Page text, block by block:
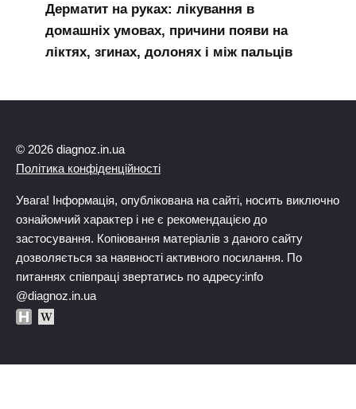
Дерматит на руках: лікування в
домашніх умовах, причини появи на
ліктях, згинах, долонях і між пальців
© 2026 diagnoz.in.ua
Політика конфіденційності
Увага! Інформація, опублікована на сайті, носить виключно
ознайомчий характер і не є рекомендацією до
застосування. Копіювання матеріалів з даного сайту
дозволяється за наявності активного посилання. По
питаннях співпраці звертатись по адресу:info
@diagnoz.in.ua